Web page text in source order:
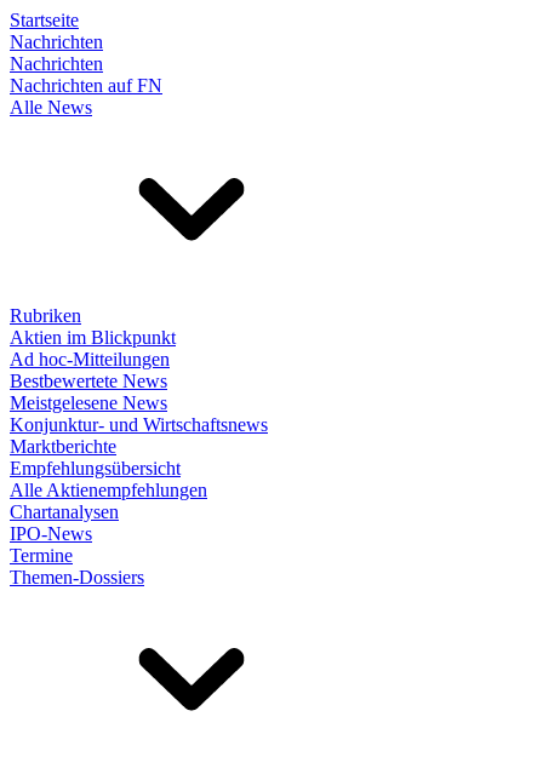
Startseite
Nachrichten
Nachrichten
Nachrichten auf FN
Alle News
Rubriken
Aktien im Blickpunkt
Ad hoc-Mitteilungen
Bestbewertete News
Meistgelesene News
Konjunktur- und Wirtschaftsnews
Marktberichte
Empfehlungsübersicht
Alle Aktienempfehlungen
Chartanalysen
IPO-News
Termine
Themen-Dossiers